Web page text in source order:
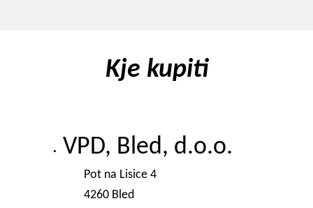
Kje kupiti
VPD, Bled, d.o.o.
Pot na Lisice 4
4260 Bled